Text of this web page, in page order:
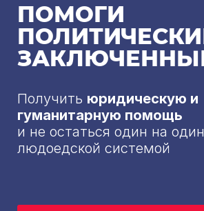
ПОМОГИ
Получить юридическую и
гуманитарную помощь
и не остаться один на
людоедской системой